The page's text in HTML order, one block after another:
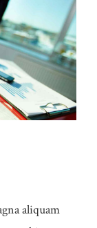
aliquam